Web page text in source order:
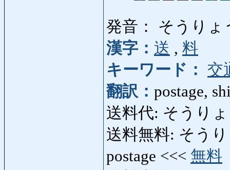
発音： そうりょ
漢字： 送 , 料
キーワード：
交
翻訳： postage,
送料代: そうり
送料無料: そう
postage <<< 無料